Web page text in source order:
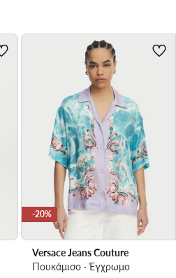
-20%
Versace Jeans Couture
Πουκάμισο · Έγχρωμο